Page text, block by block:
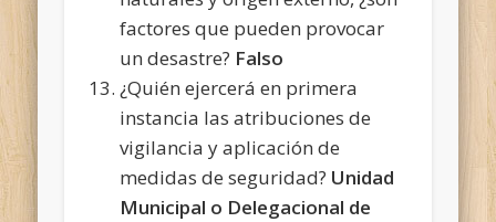
factores que pueden provocar
un desastre? Falso
¿Quién ejercerá en primera
instancia las atribuciones de
vigilancia y aplicación de
medidas de seguridad? Unidad
Municipal o Delegacional de